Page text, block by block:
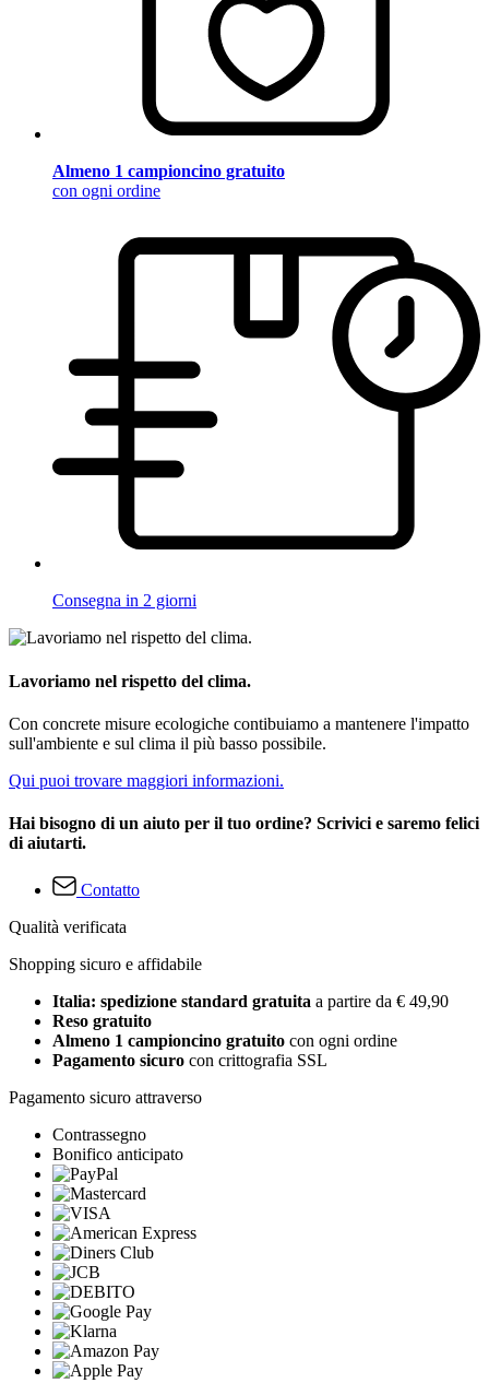
Almeno 1 campioncino gratuito
con ogni ordine
Consegna in 2 giorni
Lavoriamo nel rispetto del clima.
Con concrete misure ecologiche contibuiamo a mantenere l'impatto
sull'ambiente e sul clima il più basso possibile.
Qui puoi trovare maggiori informazioni.
Hai bisogno di un aiuto per il tuo ordine? Scrivici e saremo felici
di aiutarti.
Contatto
Qualità verificata
Shopping sicuro e affidabile
Italia: spedizione standard gratuita a partire da € 49,90
Reso gratuito
Almeno 1 campioncino gratuito con ogni ordine
Pagamento sicuro con crittografia SSL
Pagamento sicuro attraverso
Contrassegno
Bonifico anticipato